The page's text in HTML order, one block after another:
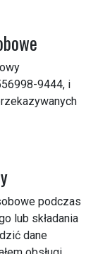
9444, i
podczas
lub składania
dane